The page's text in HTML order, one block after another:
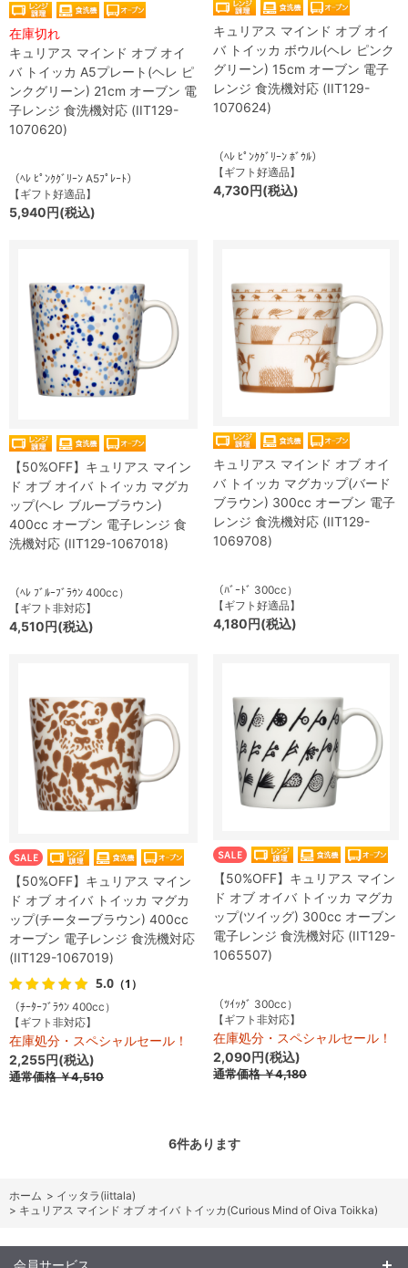
在庫切れ
キュリアス マインド オブ オイ
バ トイッカ A5プレート(ヘレ ピ
ンクグリーン) 21cm オーブン 電
子レンジ 食洗機対応 (IIT129-
1070620)
（ﾍﾚ ﾋﾟﾝｸｸﾞﾘｰﾝ A5ﾌﾟﾚｰﾄ）
【ギフト好適品】
5,940円(税込)
キュリアス マインド オブ オイ
バ トイッカ ボウル(ヘレ ピンク
グリーン) 15cm オーブン 電子
レンジ 食洗機対応 (IIT129-
1070624)
（ﾍﾚ ﾋﾟﾝｸｸﾞﾘｰﾝ ﾎﾞｳﾙ）
【ギフト好適品】
4,730円(税込)
【50%OFF】キュリアス マイン
ド オブ オイバ トイッカ マグカ
ップ(ヘレ ブルーブラウン)
400cc オーブン 電子レンジ 食
洗機対応 (IIT129-1067018)
（ﾍﾚ ﾌﾞﾙｰﾌﾞﾗｳﾝ 400cc）
【ギフト非対応】
4,510円(税込)
キュリアス マインド オブ オイ
バ トイッカ マグカップ(バード
ブラウン) 300cc オーブン 電子
レンジ 食洗機対応 (IIT129-
1069708)
（ﾊﾞｰﾄﾞ 300cc）
【ギフト好適品】
4,180円(税込)
【50%OFF】キュリアス マイン
ド オブ オイバ トイッカ マグカ
ップ(チーターブラウン) 400cc
オーブン 電子レンジ 食洗機対応
(IIT129-1067019)
5.0 （1）
（ﾁｰﾀｰﾌﾞﾗｳﾝ 400cc）
【ギフト非対応】
在庫処分・スペシャルセール！
2,255円(税込)
通常価格￥4,510
【50%OFF】キュリアス マイン
ド オブ オイバ トイッカ マグカ
ップ(ツイッグ) 300cc オーブン
電子レンジ 食洗機対応 (IIT129-
1065507)
（ﾂｲｯｸﾞ 300cc）
【ギフト非対応】
在庫処分・スペシャルセール！
2,090円(税込)
通常価格￥4,180
6件あります
ホーム > イッタラ(iittala)
> キュリアス マインド オブ オイバ トイッカ(Curious Mind of Oiva Toikka)
会員サービス